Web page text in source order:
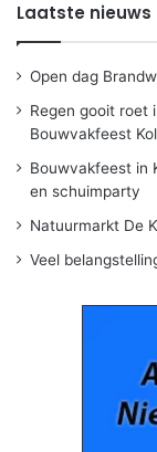
Laatste nieuws
Open dag
Regen gooit roet
Bouwvakfeest
Bouwvakfeest in
en schuimparty
Natuurmarkt De
Veel